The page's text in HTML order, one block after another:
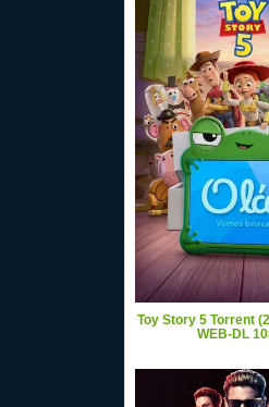
Toy Story 5 Torrent
WEB-DL